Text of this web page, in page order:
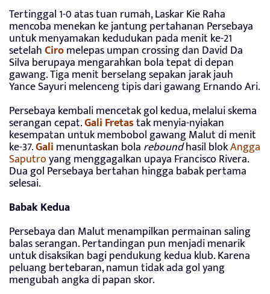
Tertinggal 1-0 atas tuan rumah, Laskar Kie Raha
mencoba menekan ke jantung pertahanan Persebaya
untuk menyamakan kedudukan pada menit ke-21
setelahCiromelepas umpan crossing dan David Da
Silva berupaya mengarahkan bola tepat di depan
gawang. Tiga menit berselang sepakan jarak jauh
Yance Sayuri melenceng tipis dari gawang Ernando Ari.
Persebaya kembali mencetak gol kedua, melalui skema
serangan cepat.Gali Fretastak menyia-nyiakan
kesempatan untuk membobol gawang Malut di menit
ke-37.Gali menuntaskan bola reboundhasil blokAngga
Saputroyang menggagalkan upaya Francisco Rivera.
Dua gol Persebaya bertahan hingga babak pertama
selesai.
Babak Kedua
Persebaya dan Malut menampilkan permainan saling
balas serangan. Pertandingan pun menjadi menarik
untuk disaksikan bagi pendukung kedua klub. Karena
peluang bertebaran, namun tidak ada gol yang
mengubah angka di papan skor.